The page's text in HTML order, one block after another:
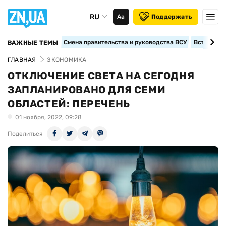
RU Аа Поддержать
ВАЖНЫЕ ТЕМЫ Смена правительства и руководства ВСУ
ГЛАВНАЯ ЭКОНОМИКА
ОТКЛЮЧЕНИЕ СВЕТА НА СЕГОДНЯ
ЗАПЛАНИРОВАНО ДЛЯ СЕМИ
ОБЛАСТЕЙ: ПЕРЕЧЕНЬ
01 ноября, 2022, 09:28
Поделиться